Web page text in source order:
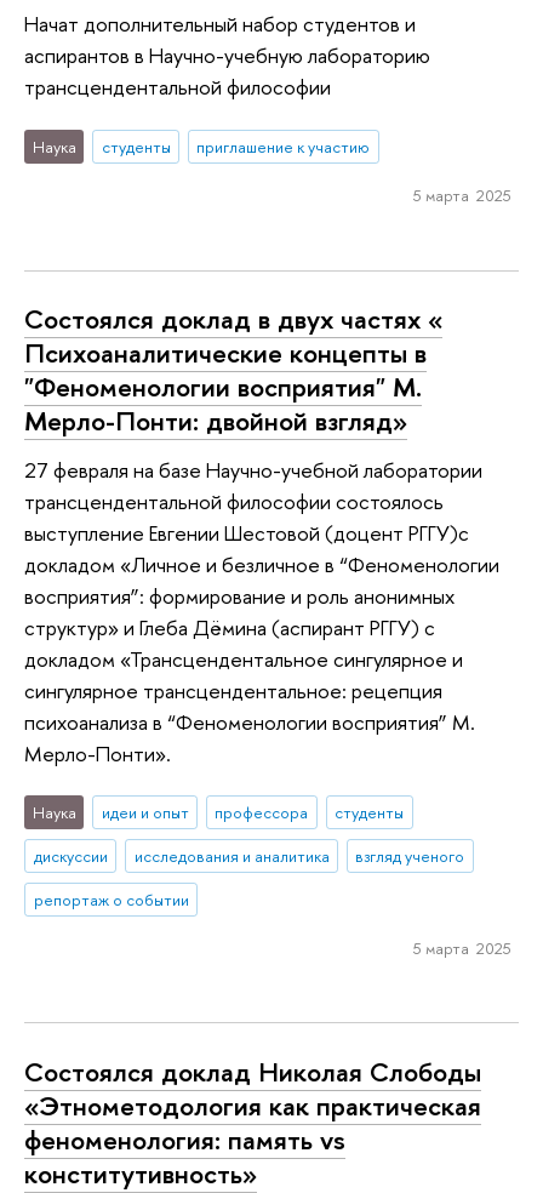
Начат дополнительный набор студентов и
аспирантов в Научно-учебную лабораторию
трансцендентальной философии
Наука студенты приглашение к участию
5 марта 2025
Состоялся доклад в двух частях «
Психоаналитические концепты в
"Феноменологии восприятия" М.
Мерло-Понти: двойной взгляд»
27 февраля на базе Научно-учебной лаборатории
трансцендентальной философии состоялось
выступление Евгении Шестовой (доцент РГГУ)с
докладом «Личное и безличное в “Феноменологии
восприятия”: формирование и роль анонимных
структур» и Глеба Дёмина (аспирант РГГУ) с
докладом «Трансцендентальное сингулярное и
сингулярное трансцендентальное: рецепция
психоанализа в “Феноменологии восприятия” М.
Мерло-Понти».
Наука идеи и опыт профессора
студенты
дискуссии
исследования и аналитика
взгляд ученого
репортаж о событии
5 марта 2025
Состоялся доклад Николая Слободы
«Этнометодология как практическая
феноменология: память vs
конститутивность»